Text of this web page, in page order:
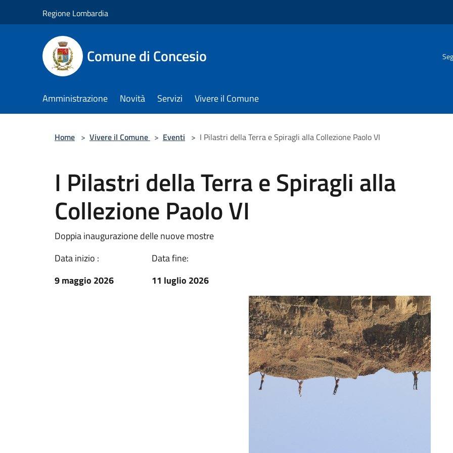
Regione Lombardia
Comune di Concesio
Amministrazione Novità Servizi Vivere il Comune
Home > Vivere il Comune > Eventi > I Pilastri della Terra e Spiragli alla Collezione Paolo VI
I Pilastri della Terra e Spiragli alla
Collezione Paolo VI
Doppia inaugurazione delle nuove mostre
Data inizio :
9 maggio 2026
Data fine:
11 luglio 2026